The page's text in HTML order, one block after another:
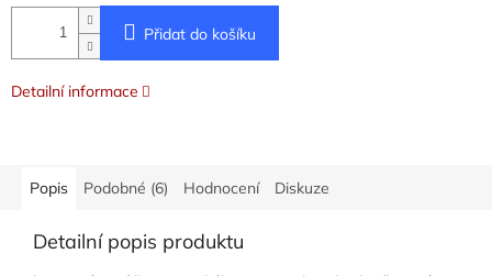
Přidat do košíku
Detailní informace
Popis Podobné (6) Hodnocení Diskuze
Detailní popis produktu